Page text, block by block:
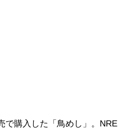
で購入した「鳥めし」。NRE